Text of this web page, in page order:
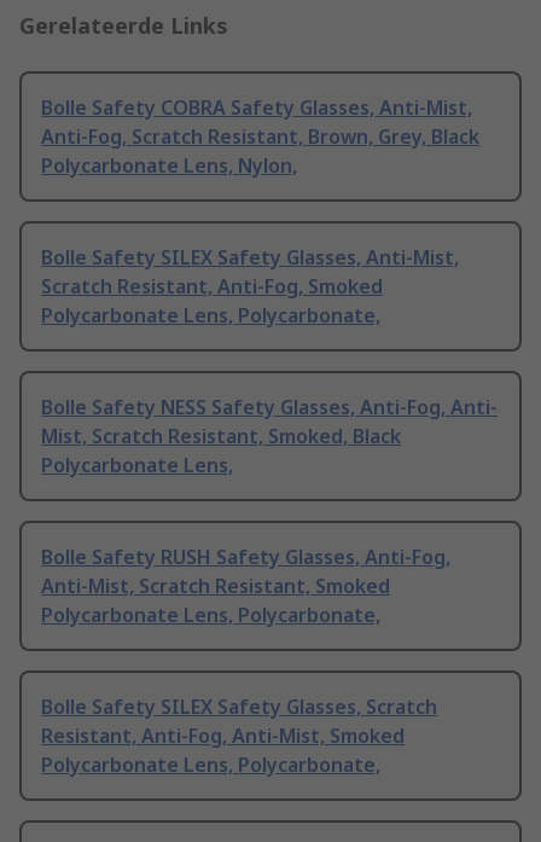
Gerelateerde Links
Bolle Safety COBRA Safety Glasses, Anti-Mist,
Anti-Fog, Scratch Resistant, Brown, Grey, Black
Polycarbonate Lens, Nylon,
Bolle Safety SILEX Safety Glasses, Anti-Mist,
Scratch Resistant, Anti-Fog, Smoked
Polycarbonate Lens, Polycarbonate,
Bolle Safety NESS Safety Glasses, Anti-Fog, Anti-
Mist, Scratch Resistant, Smoked, Black
Polycarbonate Lens,
Bolle Safety RUSH Safety Glasses, Anti-Fog,
Anti-Mist, Scratch Resistant, Smoked
Polycarbonate Lens, Polycarbonate,
Bolle Safety SILEX Safety Glasses, Scratch
Resistant, Anti-Fog, Anti-Mist, Smoked
Polycarbonate Lens, Polycarbonate,